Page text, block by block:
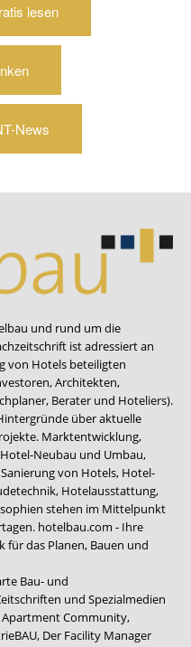
lesen
News
und rund um die
ist adressiert an
von Hotels beteiligten
Architekten,
Berater und Hoteliers).
über aktuelle
Marktentwicklung,
Neubau und Umbau,
von Hotels, Hotel-
Hotelausstattung,
stehen im Mittelpunkt
hotelbau.com - Ihre
das Planen, Bauen und
Bau- und
und Spezialmedien
Apartment Community,
, Der Facility Manager